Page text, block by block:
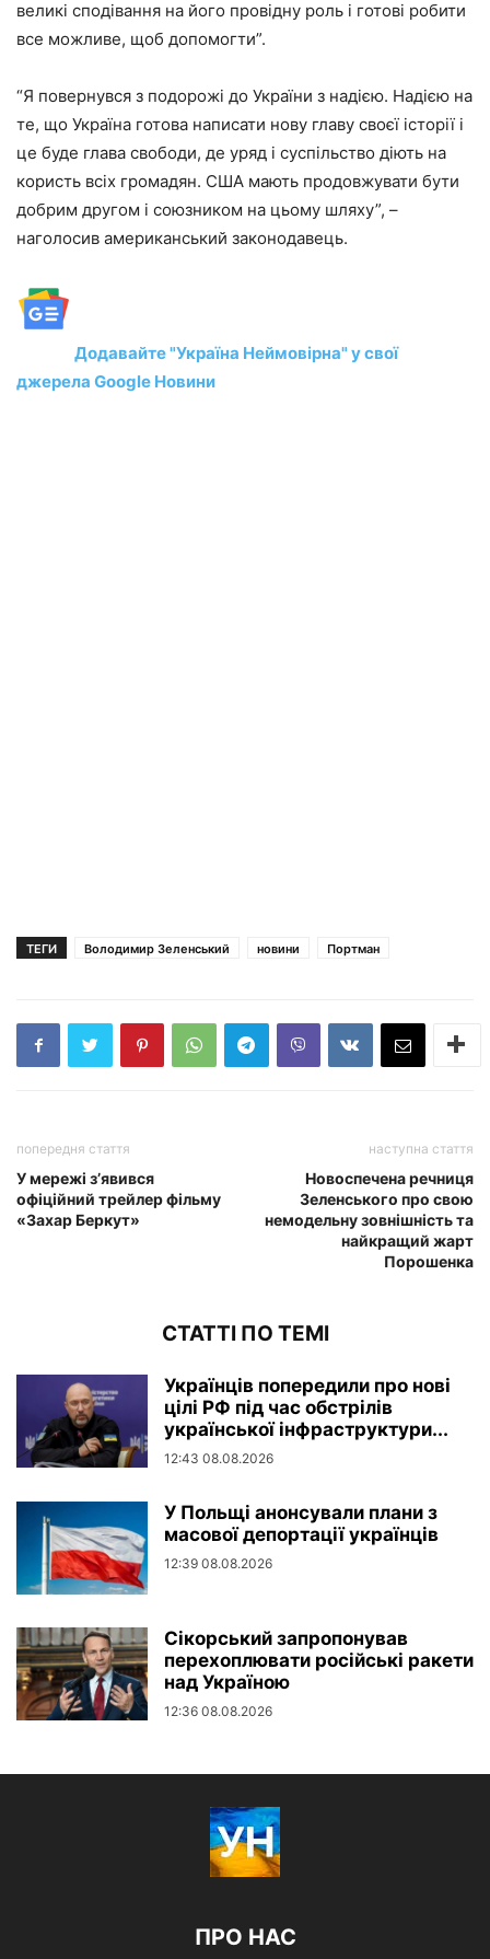
великі сподівання на його провідну роль і готові робити
все можливе, щоб допомогти”.
“Я повернувся з подорожі до України з надією. Надією на
те, що Україна готова написати нову главу своєї історії і
це буде глава свободи, де уряд і суспільство діють на
користь всіх громадян. США мають продовжувати бути
добрим другом і союзником на цьому шляху”, –
наголосив американський законодавець.
Додавайте "Україна Неймовірна" у свої
джерела Google Новини
ТЕГИ Володимир Зеленський новини Портман
попередня стаття
У мережі з’явився
офіційний трейлер фільму
«Захар Беркут»
наступна стаття
Новоспечена речниця
Зеленського про свою
немодельну зовнішність та
найкращий жарт
Порошенка
СТАТТІ ПО ТЕМІ
Українців попередили про нові
цілі РФ під час обстрілів
української інфраструктури...
12:43 08.08.2026
У Польщі анонсували плани з
масової депортації українців
12:39 08.08.2026
Сікорський запропонував
перехоплювати російські ракети
над Україною
12:36 08.08.2026
ПРО НАС